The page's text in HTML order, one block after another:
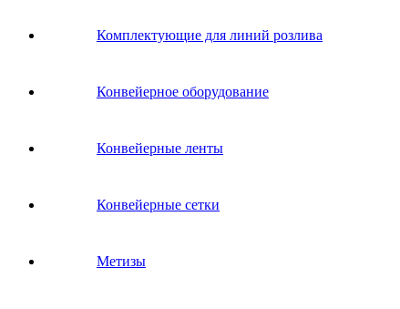
Комплектующие для линий розлива
Конвейерное оборудование
Конвейерные ленты
Конвейерные сетки
Метизы